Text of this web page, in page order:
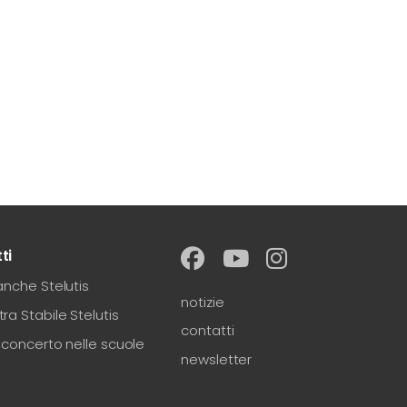
Stelutis
Stabile Stelutis
nelle scuole
notizie
contatti
newsletter